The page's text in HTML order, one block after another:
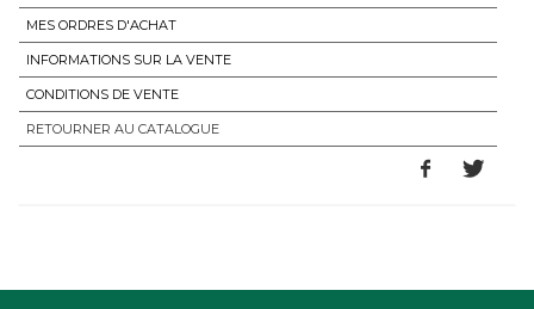
MES ORDRES D'ACHAT
INFORMATIONS SUR LA VENTE
CONDITIONS DE VENTE
RETOURNER AU CATALOGUE